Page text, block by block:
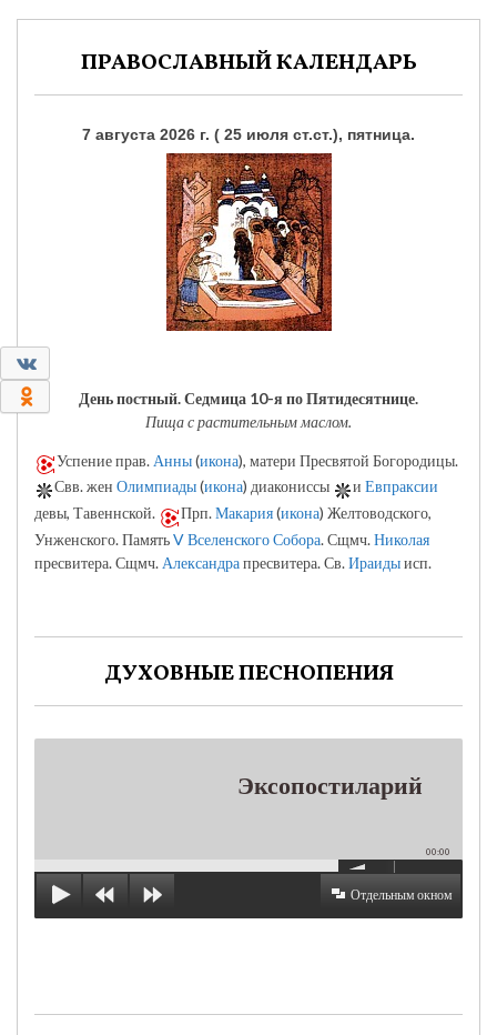
0
ПРАВОСЛАВНЫЙ КАЛЕНДАРЬ
7 августа 2026 г. ( 25 июля ст.ст.), пятница.
День постный.Седмица 10-я по Пятидесятнице.
Пища с растительным маслом.
Успение прав. Анны(икона), матери Пресвятой Богородицы.
Свв. жен Олимпиады(икона) диакониссы и Евпраксии
девы, Тавеннской.
Прп.Макария(икона) Желтоводского,
Унженского. ПамятьV Вселенского Собора. Сщмч.Николая
пресвитера. Сщмч. Александрапресвитера. Св.Ираидыисп.
ДУХОВНЫЕ ПЕСНОПЕНИЯ
Эксопостиларий
00:00
Отдельным окном